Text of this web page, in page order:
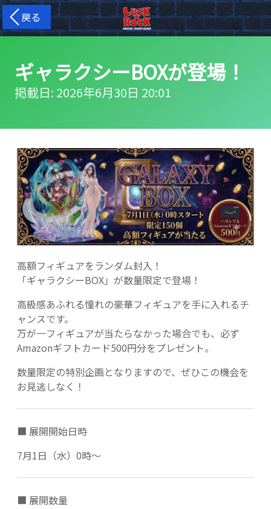
戻る
ギャラクシーBOXが登場！
掲載日: 2026年6月30日 20:01
高額フィギュアをランダム封入！
「ギャラクシーBOX」が数量限定で登場！
高級感あふれる憧れの豪華フィギュアを手に入れるチ
ャンスです。
万が一フィギュアが当たらなかった場合でも、必ず
Amazonギフトカード500円分をプレゼント。
数量限定の特別企画となりますので、ぜひこの機会を
お見逃しなく！
■ 展開開始日時
7月1日（水）0時～
■ 展開数量